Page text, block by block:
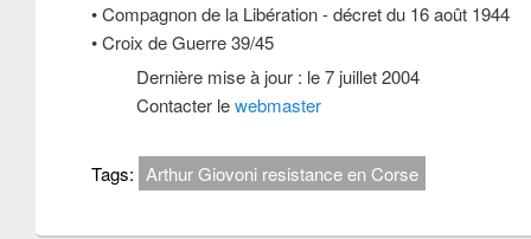
• Compagnon de la Libération - décret du 16 août 1944
• Croix de Guerre 39/45
Dernière mise à jour : le 7 juillet 2004
Contacter lewebmaster
Tags: Arthur Giovoni resistance en Corse